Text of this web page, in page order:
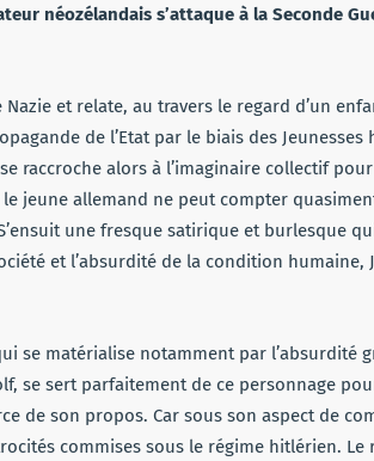
néozélandais s’attaque à la Seconde
et relate, au travers le regard d’un
de l’Etat par le biais des Jeunesses
raccroche alors à l’imaginaire collectif
jeune allemand ne peut compter
une fresque satirique et burlesque
et l’absurdité de la condition humaine,
se matérialise notamment par l’absurdité
se sert parfaitement de ce personnage
de son propos. Car sous son aspect de
commises sous le régime hitlérien. Le